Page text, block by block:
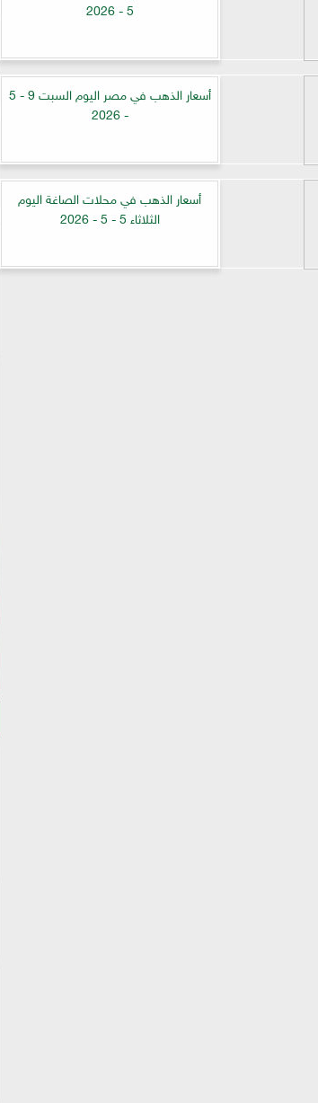
5 - 2026
أسعار الذهب في مصر اليوم السبت 9 - 5
- 2026
أسعار الذهب في محلات الصاغة اليوم
الثلاثاء 5 - 5 - 2026